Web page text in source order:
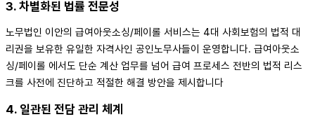
3. 차별화된 법률 전문성
노무법인 이안의 급여아웃소싱/페이롤 서비스는 4대 사회보험의 법적 대
리권을 보유한 유일한 자격사인 공인노무사들이 운영합니다. 급여아웃소
싱/페이롤 에서도 단순 계산 업무를 넘어 급여 프로세스 전반의 법적 리스
크를 사전에 진단하고 적절한 해결 방안을 제시합니다
4. 일관된 전담 관리 체계